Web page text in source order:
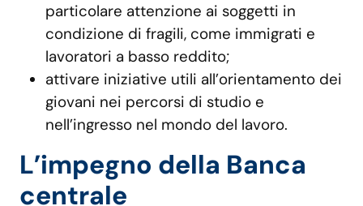
particolare attenzione ai soggetti in
condizione di fragili, come immigrati e
lavoratori a basso reddito;
attivare iniziative utili all’orientamento dei
giovani nei percorsi di studio e
nell’ingresso nel mondo del lavoro.
L’impegno della Banca
centrale